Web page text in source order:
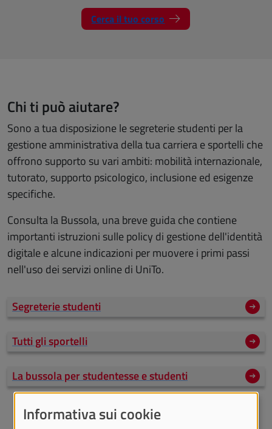
Cerca il tuo corso
Chi ti può aiutare?
Sono a tua disposizione le segreterie studenti per la
gestione amministrativa della tua carriera e sportelli che
offrono supporto su vari ambiti: mobilità internazionale,
tutorato, supporto psicologico, inclusione ed esigenze
specifiche.
Consulta la Bussola, una breve guida che contiene
importanti istruzioni sulle policy di gestione dell'identità
digitale e alcune indicazioni per muovere i primi passi
nell'uso dei servizi online di UniTo.
Segreterie studenti
Tutti gli sportelli
La bussola per studentesse e studenti
Informativa sui cookie